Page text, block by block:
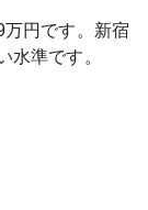
万円です。 新宿
水準です。